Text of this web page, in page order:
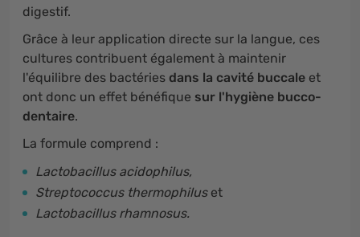
digestif.
Grâce à leur application directe sur la langue, ces
cultures contribuent également à maintenir
l'équilibre des bactéries dans la cavité buccale et
ont donc un effet bénéfique sur l'hygiène bucco-
dentaire.
La formule comprend :
Lactobacillus acidophilus,
Streptococcus thermophiluset
Lactobacillus rhamnosus.